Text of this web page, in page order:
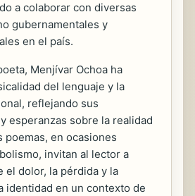
a colaborar con diversas
gubernamentales y
en el país.
Menjívar Ochoa ha
del lenguaje y la
reflejando sus
esperanzas sobre la realidad
poemas, en ocasiones
invitan al lector a
el dolor, la pérdida y la
identidad en un contexto de